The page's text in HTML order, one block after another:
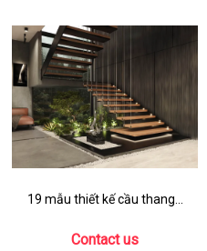
19 mẫu thiết kế cầu thang...
Contact us